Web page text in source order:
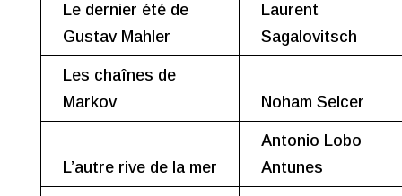
Le dernier été de
Gustav Mahler
Laurent
Sagalovitsch
Les chaînes de
Markov
Noham Selcer
L’autre rive de la mer
Antonio Lobo
Antunes